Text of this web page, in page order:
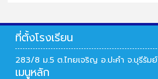
ที่ตั้งโรงเรียน
283/8 ม.5 ต.ไทยเจริญ อ.ปะคำ จ.บุรีรัมย์
เมนูหลัก